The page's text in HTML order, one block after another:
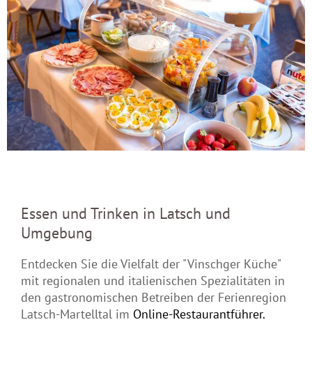
Essen und Trinken in Latsch und
Umgebung
Entdecken Sie die Vielfalt der "Vinschger Küche"
mit regionalen und italienischen Spezialitäten in
den gastronomischen Betreiben der Ferienregion
Latsch-Martelltal im Online-Restaurantführer.